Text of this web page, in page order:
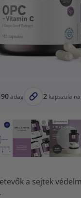
90adag 2 kapszula
a sejtek